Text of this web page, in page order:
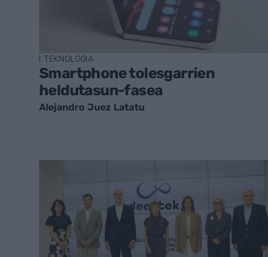
TEKNOLOGIA
Smartphone tolesgarrien
heldutasun-fasea
Alejandro Juez Latatu